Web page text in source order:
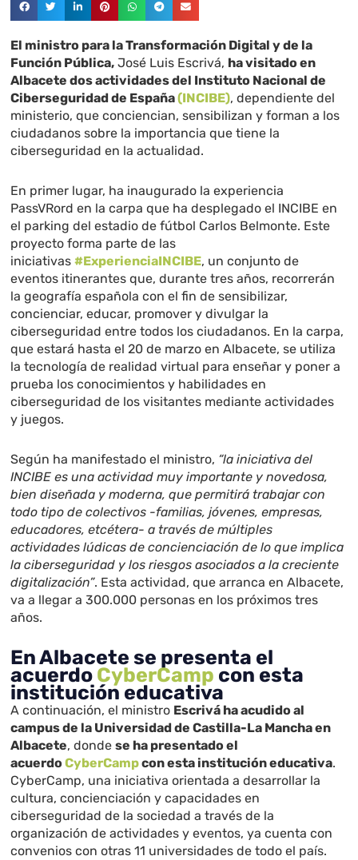
El ministro para la Transformación Digital y de la
Función Pública, José Luis Escrivá, ha visitado en
Albacete dos actividades del Instituto Nacional de
Ciberseguridad de España(INCIBE), dependiente del
ministerio, que conciencian, sensibilizan y forman a los
ciudadanos sobre la importancia que tiene la
ciberseguridad en la actualidad.
En primer lugar, ha inaugurado la experiencia
PassVRord en la carpa que ha desplegado el INCIBE en
el parking del estadio de fútbol Carlos Belmonte. Este
proyecto forma parte de las
iniciativas#ExperienciaINCIBE, un conjunto de
eventos itinerantes que, durante tres años, recorrerán
la geografía española con el fin de sensibilizar,
concienciar, educar, promover y divulgar la
ciberseguridad entre todos los ciudadanos. En la carpa,
que estará hasta el 20 de marzo en Albacete, se utiliza
la tecnología de realidad virtual para enseñar y poner a
prueba los conocimientos y habilidades en
ciberseguridad de los visitantes mediante actividades
y juegos.
Según ha manifestado el ministro, “la iniciativa del
INCIBE es una actividad muy importante y novedosa,
bien diseñada y moderna, que permitirá trabajar con
todo tipo de colectivos -familias, jóvenes, empresas,
educadores, etcétera- a través de múltiples
actividades lúdicas de concienciación de lo que implica
la ciberseguridad y los riesgos asociados a la creciente
digitalización”. Esta actividad, que arranca en Albacete,
va a llegar a 300.000 personas en los próximos tres
años.
En Albacete se presenta el
acuerdo CyberCamp con esta
institución educativa
A continuación, el ministro Escrivá ha acudido al
campus de la Universidad de Castilla-La Mancha en
Albacete, dondese ha presentado el
acuerdoCyberCampcon esta institución educativa.
CyberCamp, una iniciativa orientada a desarrollar la
cultura, concienciación y capacidades en
ciberseguridad de la sociedad a través de la
organización de actividades y eventos, ya cuenta con
convenios con otras 11 universidades de todo el país.